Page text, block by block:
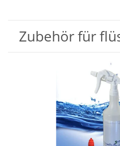
Zubehör für